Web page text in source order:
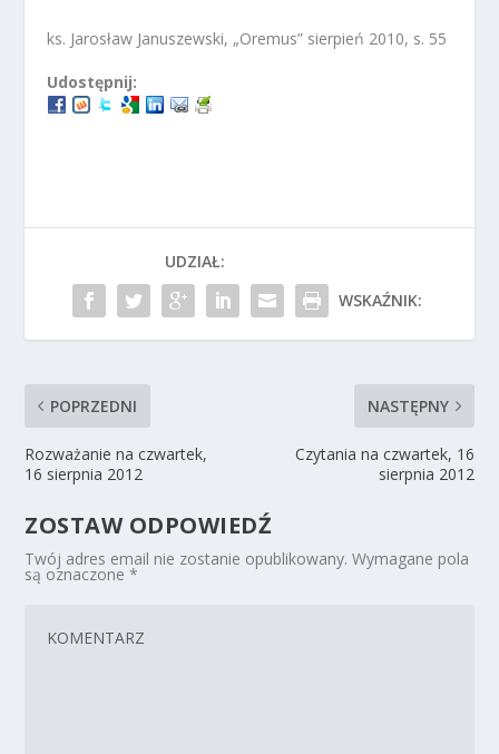
ks. Jarosław Januszewski, „Oremus” sierpień 2010, s. 55
Udostępnij:
UDZIAŁ:
WSKAŹNIK:
POPRZEDNI
Rozważanie na czwartek,
16 sierpnia 2012
NASTĘPNY
Czytania na czwartek, 16
sierpnia 2012
ZOSTAW ODPOWIEDŹ
Twój adres email nie zostanie opublikowany. Wymagane pola
są oznaczone*